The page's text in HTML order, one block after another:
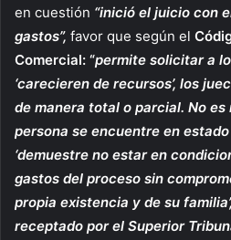
en cuestión “inició el juicio con
gastos”, favor que según el
Comercial: “permite solicitar a
‘carecieren de recursos’, los
de manera total o parcial. No es
persona se encuentre en
‘demuestre no estar en
gastos del proceso sin
propia existencia y de su
receptado por el Superior